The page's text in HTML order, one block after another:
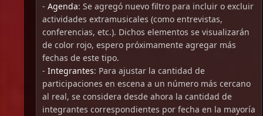
-Agenda: Se agregó nuevo filtro para incluir o excluir
actividades extramusicales (como entrevistas,
conferencias, etc.). Dichos elementos se visualizarán
de color rojo, espero próximamente agregar más
fechas de este tipo.
-Integrantes: Para ajustar la cantidad de
participaciones en escena a un número más cercano
al real, se considera desde ahora la cantidad de
integrantes correspondientes por fecha en la mayoría